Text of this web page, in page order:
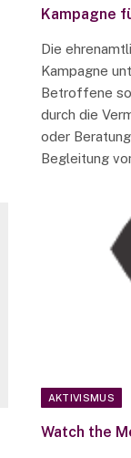
Kampagne
Die
Kampagne
Betroffene
durch die
oder
Begleitung
AKTIVISMUS
Watch the